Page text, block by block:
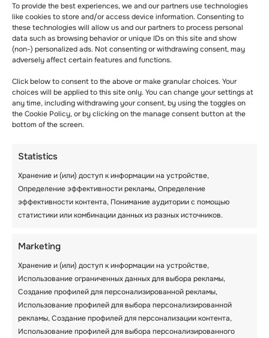
To provide the best experiences, we and our partners use technologies
like cookies to store and/or access device information. Consenting to
these technologies will allow us and our partners to process personal
data such as browsing behavior or unique IDs on this site and show
(non-) personalized ads. Not consenting or withdrawing consent, may
adversely affect certain features and functions.
Click below to consent to the above or make granular choices. Your
choices will be applied to this site only. You can change your settings at
any time, including withdrawing your consent, by using the toggles on
the Cookie Policy, or by clicking on the manage consent button at the
bottom of the screen.
Statistics
Хранение и (или) доступ к информации на устройстве,
Определение эффективности рекламы, Определение
эффективности контента, Понимание аудитории с помощью
статистики или комбинации данных из разных источников.
Marketing
Хранение и (или) доступ к информации на устройстве,
Использование ограниченных данных для выбора рекламы,
Создание профилей для персонализированной рекламы,
Использование профилей для выбора персонализированной
рекламы, Создание профилей для персонализации контента,
Использование профилей для выбора персонализированного
Одна хорошая черта зимних лагерей
заключается в том, что детей часто делят на
группы, каждой из которых поручают
выполнение определенных обязанностей.
Это подвергает ребенка воздействию
различных ситуаций и стимулирует его
мозг, позволяя ему принимать решения.
Отправляя своего ребенка в летний лагерь,
и принять участие в различных сложных
мероприятиях, с которыми он иначе не
справился бы дома.
Катание на санях
санях. Это популярный зимний вид спорта, в
котором участники садятся на санки и
скатываются с заснеженного холма. Дети
могут участвовать вкатании на санках
находясь в зимнем лагере. Однако им
должны помогать взрослые в зависимости
от их возраста и предыдущего опыта.